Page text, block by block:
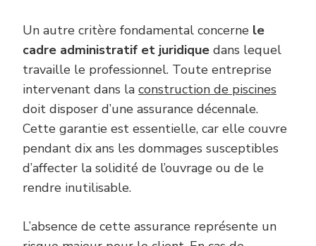
Un autre critère fondamental concerne le
cadre administratif et juridique dans lequel
travaille le professionnel. Toute entreprise
intervenant dans la construction de piscines
doit disposer d’une assurance décennale.
Cette garantie est essentielle, car elle couvre
pendant dix ans les dommages susceptibles
d’affecter la solidité de l’ouvrage ou de le
rendre inutilisable.
L’absence de cette assurance représente un